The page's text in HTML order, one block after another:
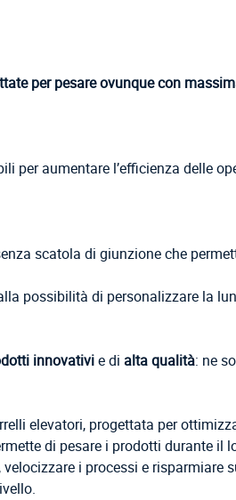
per pesare ovunque con
per aumentare l’efficienza delle
scatola di giunzione che
possibilità di personalizzare la
innovativie di alta qualità: ne
elevatori, progettata per
di pesare i prodotti durante il
i processi e